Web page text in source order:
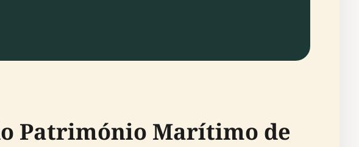
Património Marítimo de